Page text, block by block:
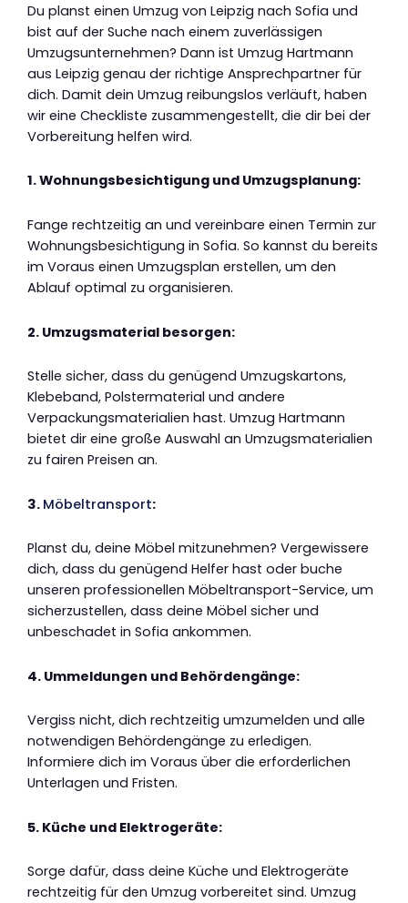
Du planst einen Umzug von Leipzig nach Sofia und
bist auf der Suche nach einem zuverlässigen
Umzugsunternehmen? Dann ist Umzug Hartmann
aus Leipzig genau der richtige Ansprechpartner für
dich. Damit dein Umzug reibungslos verläuft, haben
wir eine Checkliste zusammengestellt, die dir bei der
Vorbereitung helfen wird.
1. Wohnungsbesichtigung und Umzugsplanung:
Fange rechtzeitig an und vereinbare einen Termin zur
Wohnungsbesichtigung in Sofia. So kannst du bereits
im Voraus einen Umzugsplan erstellen, um den
Ablauf optimal zu organisieren.
2. Umzugsmaterial besorgen:
Stelle sicher, dass du genügend Umzugskartons,
Klebeband, Polstermaterial und andere
Verpackungsmaterialien hast. Umzug Hartmann
bietet dir eine große Auswahl an Umzugsmaterialien
zu fairen Preisen an.
3. Möbeltransport:
Planst du, deine Möbel mitzunehmen? Vergewissere
dich, dass du genügend Helfer hast oder buche
unseren professionellen Möbeltransport-Service, um
sicherzustellen, dass deine Möbel sicher und
unbeschadet in Sofia ankommen.
4. Ummeldungen und Behördengänge:
Vergiss nicht, dich rechtzeitig umzumelden und alle
notwendigen Behördengänge zu erledigen.
Informiere dich im Voraus über die erforderlichen
Unterlagen und Fristen.
5. Küche und Elektrogeräte:
Sorge dafür, dass deine Küche und Elektrogeräte
rechtzeitig für den Umzug vorbereitet sind. Umzug